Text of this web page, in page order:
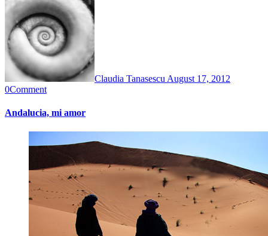
Claudia Tanasescu August 17, 2012
0Comment
Andalucia, mi amor